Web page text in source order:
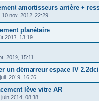
amortisseurs arrière +
10 nov. 2012, 22:29
planétaire
2017, 13:19
2019, 15:11
un démarreur espace IV 2.2dci
2019, 16:36
lève vitre AR
juin 2014, 08:38